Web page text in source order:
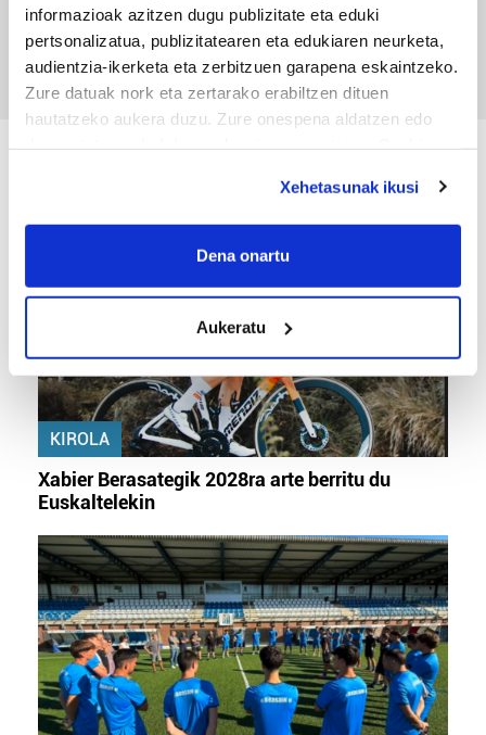
informazioak azitzen dugu publizitate eta eduki
pertsonalizatua, publizitatearen eta edukiaren neurketa,
audientzia-ikerketa eta zerbitzuen garapena eskaintzeko.
Zure datuak nork eta zertarako erabiltzen dituen
hautatzeko aukera duzu. Zure onespena aldatzen edo
If you allow, we would also like to:
Collect information about your geographical
meters
Identify your device by actively scanning it for
specific characteristics (fingerprinting)
Find out more about how your personal data is processed
and set your preferences in thedetails section.
prozesatzen ditugu, zure IP zenbakia, besteak beste,
pertsonalizatuak eskaintzeko, iragarkiak eta edukia
neurtzeko, jendeari buruzko informazioa biltzeko eta
produktuak garatzeko. Zure datuak nork eta zertarako
erabiltzen dituen hauta dezakezu.
Bazkide batzuek ez dizute baimenik eskatzen, eta beren
interes komertzial legitimoetan babesten dira. Ikusi gure
bazkideen zerrenda, beren ustez zein helburutarako
Xehetasunak ikusi
Dena onartu
Aukeratu
Tourreko goierritarrak
KIROLA
Xabier Berasategik 2028ra arte berritu du
Euskaltelekin